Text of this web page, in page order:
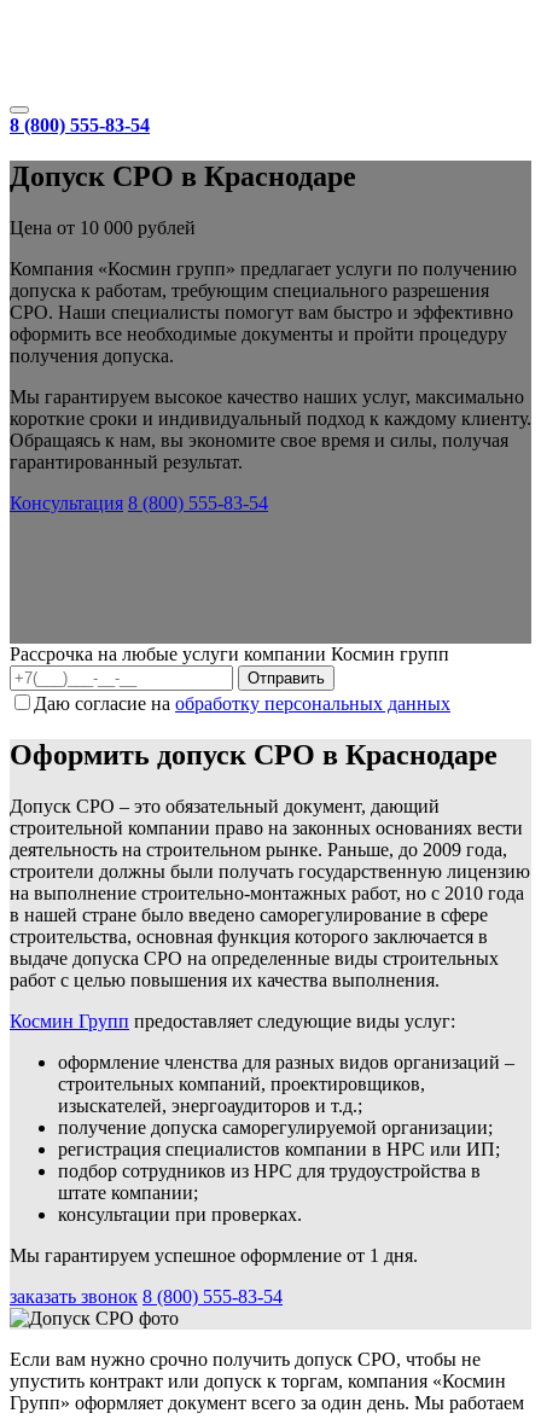
8 (800) 555-83-54
Допуск СРО в Краснодаре
Цена от 10 000 рублей
Компания «Космин групп» предлагает услуги по получению
допуска к работам, требующим специального разрешения
СРО. Наши специалисты помогут вам быстро и эффективно
оформить все необходимые документы и пройти процедуру
получения допуска.
Мы гарантируем высокое качество наших услуг, максимально
короткие сроки и индивидуальный подход к каждому клиенту.
Обращаясь к нам, вы экономите свое время и силы, получая
гарантированный результат.
Консультация 8 (800) 555-83-54
Рассрочка на любые услуги компании Космин групп
Даю согласие на обработку персональных данных
Оформить допуск СРО в Краснодаре
Допуск СРО – это обязательный документ, дающий
строительной компании право на законных основаниях вести
деятельность на строительном рынке. Раньше, до 2009 года,
строители должны были получать государственную лицензию
на выполнение строительно-монтажных работ, но с 2010 года
в нашей стране было введено саморегулирование в сфере
строительства, основная функция которого заключается в
выдаче допуска СРО на определенные виды строительных
работ с целью повышения их качества выполнения.
Космин Групп предоставляет следующие виды услуг:
оформление членства для разных видов организаций –
строительных компаний, проектировщиков,
изыскателей, энергоаудиторов и т.д.;
получение допуска саморегулируемой организации;
регистрация специалистов компании в НРС или ИП;
подбор сотрудников из НРС для трудоустройства в
штате компании;
консультации при проверках.
Мы гарантируем успешное оформление от 1 дня.
заказать звонок 8 (800) 555-83-54
Если вам нужно срочно получить допуск СРО, чтобы не
упустить контракт или допуск к торгам, компания «Космин
Групп» оформляет документ всего за один день. Мы работаем